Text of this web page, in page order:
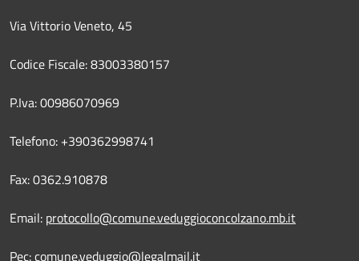
Via Vittorio Veneto, 45
Codice Fiscale: 83003380157
P.Iva: 00986070969
Telefono: +390362998741
Fax: 0362.910878
Email: protocollo@comune.veduggioconcolzano.mb.it
Pec:comune.veduggio@legalmail.it